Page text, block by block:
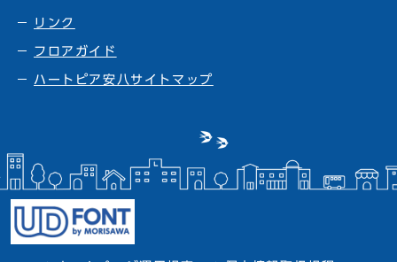
リンク
フロアガイド
ハートピア安八サイトマップ